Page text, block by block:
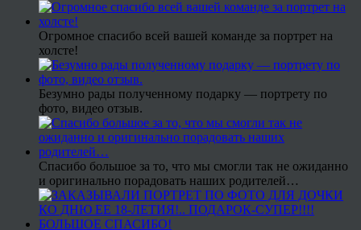
Огромное спасибо всей вашей команде за портрет на
холсте!
Безумно рады полученному подарку — портрету по
фото, видео отзыв.
Спасибо большое за то, что мы смогли так не ожиданно
и оригинально порадовать наших родителей…